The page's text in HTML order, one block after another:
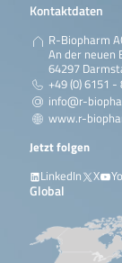
Kontaktdaten
R-Biopharm
An der neuen
64297
+49 (0) 6151
info@r-
www.r-
Jetzt folgen
LinkedIn
X
Global